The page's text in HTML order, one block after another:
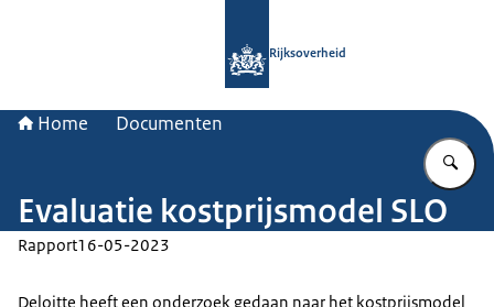
Rijksoverheid
Home Documenten
Evaluatie kostprijsmodel SLO
Rapport16-05-2023
Deloitte heeft een onderzoek gedaan naar het kostprijsmodel